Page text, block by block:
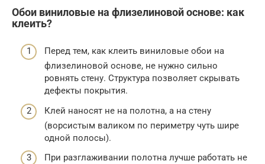
Обои виниловые на флизелиновой основе: как
клеить?
Перед тем, как клеить виниловые обои на
флизелиновой основе, не нужно сильно
ровнять стену. Структура позволяет скрывать
дефекты покрытия.
Клей наносят не на полотна, а на стену
(ворсистым валиком по периметру чуть шире
одной полосы).
При разглаживании полотна лучше работать не